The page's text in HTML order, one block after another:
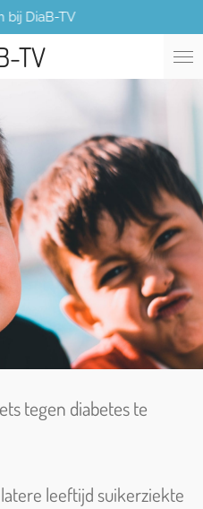
TV
bij DiaB-TV
tegen diabetes te
leeftijd suikerziekte